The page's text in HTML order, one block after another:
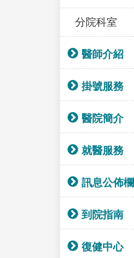
分院科室
醫師介紹
掛號服務
醫院簡介
就醫服務
訊息公佈欄
到院指南
復健中心